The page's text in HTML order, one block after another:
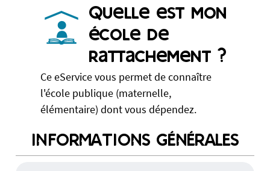
Quelle est mon
école de
rattachement ?
Ce eService vous permet de connaître
l'école publique (maternelle,
élémentaire) dont vous dépendez.
INFORMATIONS GÉNÉRALES